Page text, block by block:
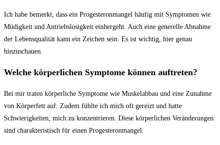
Ich habe bemerkt, dass ‍ein Progesteronmangel‌ häufig‍ mit ​Symptomen wie
Müdigkeit und Antriebslosigkeit einhergeht. ⁤Auch eine generelle Abnahme
der Lebensqualität kann ‍ein Zeichen sein. Es ist ⁣wichtig, ⁣hier genau
hinzuschauen.
Welche körperlichen ⁤Symptome können auftreten?
Bei⁤ mir traten körperliche Symptome wie Muskelabbau⁤ und ⁣eine Zunahme​
von Körperfett auf. ‌Zudem fühlte ich mich ​oft gereizt⁤ und hatte
⁤Schwierigkeiten,⁤ mich​ zu konzentrieren. Diese körperlichen Veränderungen
sind ​charakteristisch für einen Progesteronmangel.